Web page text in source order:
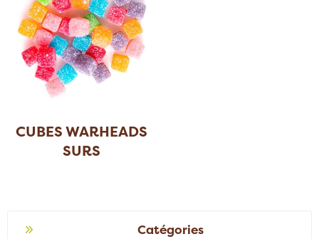
CUBES WARHEADS
SURS
Catégories